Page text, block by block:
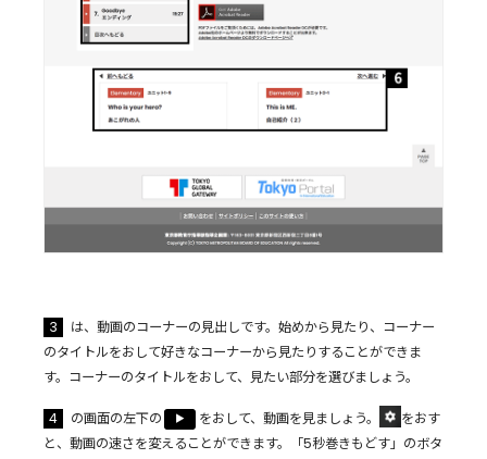
3
は、動画のコーナーの見出しです。始めから見たり、コーナー
のタイトルをおして好きなコーナーから見たりすることができま
す。コーナーのタイトルをおして、見たい部分を選びましょう。
4 の画面の左下の ▶︎ をおして、動画を見ましょう。
をおす
と、動画の速さを変えることができます。「5秒巻きもどす」のボタ